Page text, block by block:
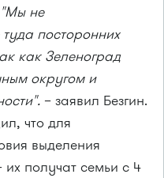
"Мы не
посторонних
как Зеленоград
округом и
– заявил Безгин.
что для
выделения
их получат семьи с 4